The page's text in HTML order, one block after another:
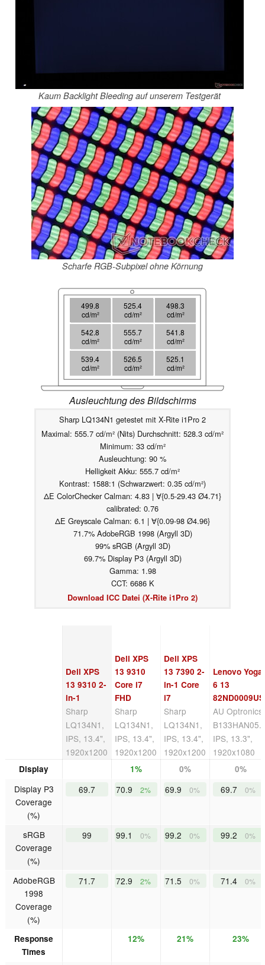
Kaum Backlight Bleeding auf unserem Testgerät
Scharfe RGB-Subpixel ohne Körnung
499.8
cd/m²
525.4
cd/m²
498.3
cd/m²
542.8
cd/m²
555.7
cd/m²
541.8
cd/m²
539.4
cd/m²
526.5
cd/m²
525.1
cd/m²
Ausleuchtung des Bildschirms
Sharp LQ134N1 getestet mit X-Rite i1Pro 2
Maximal: 555.7 cd/m² (Nits) Durchschnitt: 528.3 cd/m²
Minimum: 33 cd/m²
Ausleuchtung: 90 %
Helligkeit Akku: 555.7 cd/m²
Kontrast: 1588:1 (Schwarzwert: 0.35 cd/m²)
ΔE ColorChecker Calman: 4.83 | ∀{0.5-29.43 Ø4.71}
calibrated: 0.76
ΔE Greyscale Calman: 6.1 | ∀{0.09-98 Ø4.96}
71.7% AdobeRGB 1998 (Argyll 3D)
99% sRGB (Argyll 3D)
69.7% Display P3 (Argyll 3D)
Gamma: 1.98
CCT: 6686 K
Download ICC Datei (X-Rite i1Pro 2)
Dell XPS
13 9310 2-
in-1
Sharp
LQ134N1,
IPS, 13.4",
1920x1200
Dell XPS
13 9310
Core i7
FHD
Sharp
LQ134N1,
IPS, 13.4",
1920x1200
Dell XPS
13 7390 2-
in-1 Core
i7
Sharp
LQ134N1,
IPS, 13.4",
1920x1200
Lenovo Yoga
6 13
82ND0009US
AU Optronics
IPS, 13.3",
1920x1080
Display 1% 0% 0%
Display P3
Coverage
(%)
69.7 70.9 2% 69.9 0% 69.7 0%
sRGB
Coverage
(%)
99 99.1 0% 99.2 0% 99.2 0%
AdobeRGB
1998
Coverage
(%)
71.7 72.9 2% 71.5 0% 71.4 0%
Response
Times
12% 21% 23%